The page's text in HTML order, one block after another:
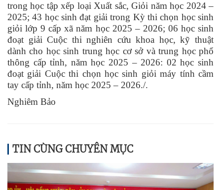
trong học tập xếp loại Xuất sắc, Giỏi năm học 2024 –
2025; 43 học sinh đạt giải trong Kỳ thi chọn học sinh
giỏi lớp 9 cấp xã năm học 2025 – 2026; 06 học sinh
đoạt giải Cuộc thi nghiên cứu khoa học, kỹ thuật
dành cho học sinh trung học cơ sở và trung học phổ
thông cấp tỉnh, năm học 2025 – 2026: 02 học sinh
đoạt giải Cuộc thi chọn học sinh giỏi máy tính cầm
tay cấp tỉnh, năm học 2025 – 2026./.
Nghiêm Bảo
TIN CÙNG CHUYÊN MỤC